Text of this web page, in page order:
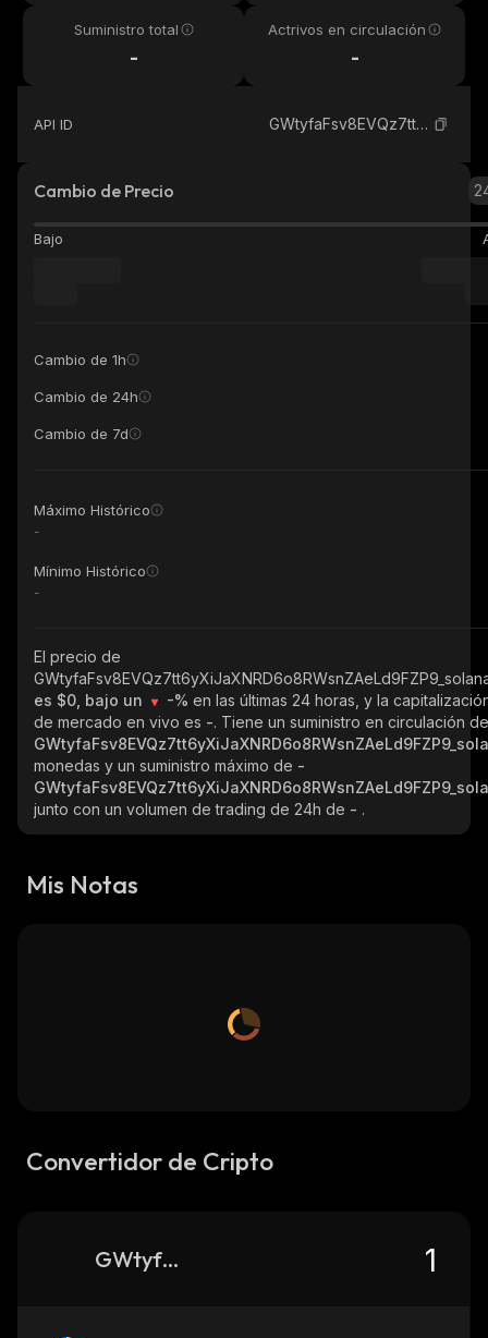
Suministro total
-
Actrivos en circulación
-
API ID GWtyfaFsv8EVQz7tt6yXiJaXNRD6o8RWsnZAeLd9FZP9_solana
Cambio de Precio
Bajo
Cambio de 1h
Cambio de 24h
Cambio de 7d
Máximo Histórico
-
Mínimo Histórico
-
El precio de
es $0, bajo un
-% en las últimas 24 horas, y la
de mercado en vivo es -. Tiene un suministro en circulación
monedas y un suministro máximo de -
junto con un volumen de trading de 24h de - .
Mis Notas
Convertidor de Cripto
GWtyfaFsv8EVQz7tt6yXiJaXNRD6o8RWsnZAeLd9FZP9_solana